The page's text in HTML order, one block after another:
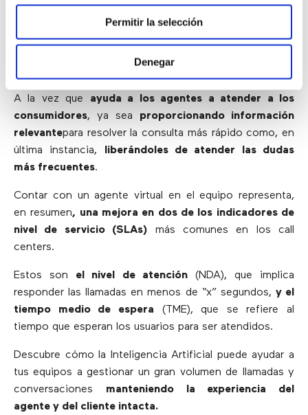
Permitir la selección
Denegar
optimización.
Es más rápida para los clientes ya queelimina por
de todos los canales de contacto
A la vez que ayuda a los agentes a atender a los
consumidores, ya sea proporcionando información
relevantepara resolver la consulta más rápido como, en
última instancia, liberándoles de atender las dudas
más frecuentes.
Contar con un agente virtual en el equipo representa,
en resumen, una mejora en dos de los indicadores de
nivel de servicio (SLAs) más comunes en los call
centers.
Estos son el nivel de atención(NDA), que implica
responder las llamadas en menos de “x” segundos, y el
tiempo medio de espera (TME), que se refiere al
tiempo que esperan los usuarios para ser atendidos.
Descubre cómo la Inteligencia Artificial puede ayudar a
tus equipos a gestionar un gran volumen de llamadas y
conversaciones manteniendo la experiencia del
agente y del cliente intacta.